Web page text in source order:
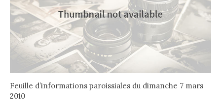
Feuille d’informations paroissiales du dimanche 7 mars
2010